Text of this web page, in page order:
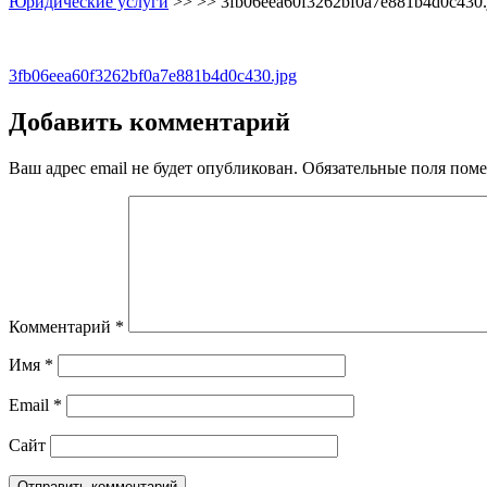
Навигация
по
записям
3fb06eea60f3262bf0a7e881b4d0c430.jpg
Добавить комментарий
Ваш адрес email не будет опубликован. Обязательные поля
Комментарий *
Имя *
Email *
Сайт